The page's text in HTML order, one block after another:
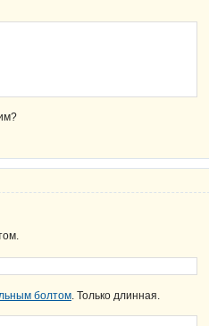
болтом . Только длинная.